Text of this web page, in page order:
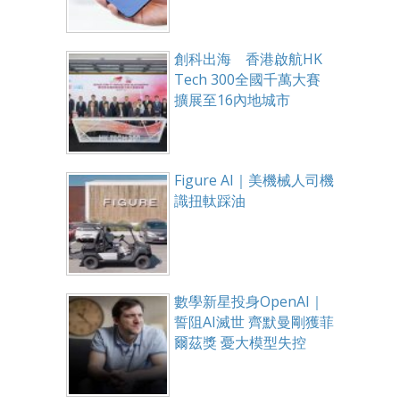
創科出海 香港啟航HK
Tech 300全國千萬大賽
擴展至16內地城市
Figure AI｜美機械人司機
識扭軚踩油
數學新星投身OpenAI｜
誓阻AI滅世 齊默曼剛獲菲
爾茲獎 憂大模型失控